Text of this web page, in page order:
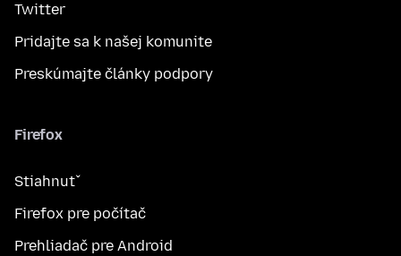
Twitter
Pridajte sa k našej komunite
Preskúmajte články podpory
Firefox
Stiahnuť
Firefox pre počítač
Prehliadač pre Android